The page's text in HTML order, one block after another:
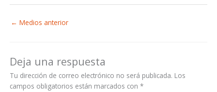
← Medios anterior
Deja una respuesta
Tu dirección de correo electrónico no será publicada. Los
campos obligatorios están marcados con *